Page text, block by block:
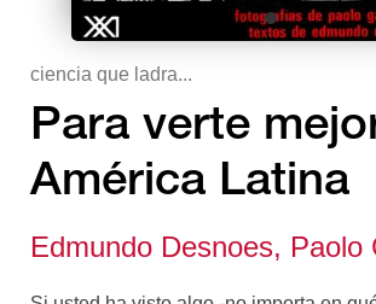
ciencia que ladra...
Para verte
América Latina
Edmundo Desnoes, Paolo